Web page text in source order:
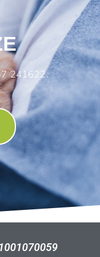
241622.